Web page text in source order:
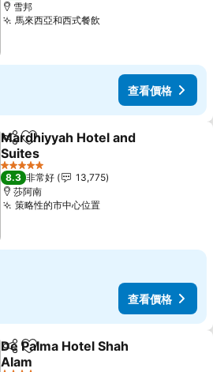
雪邦
馬來西亞和西式餐飲
查看價格
分享 加入我的最愛
Mardhiyyah Hotel and
Suites
5 星級
8.3 非常好
13,775
莎阿南
策略性的市中心位置
查看價格
分享 加入我的最愛
De Palma Hotel Shah
Alam